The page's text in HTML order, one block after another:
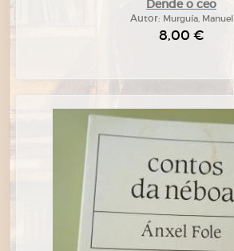
Dende o ceo
Autor: Murguía, Manuel
8,00 €